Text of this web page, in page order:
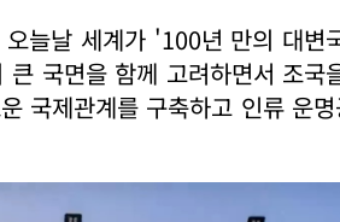
늘날 세계가 '100년 만의 대변
국면을 함께 고려하면서 조국
국제관계를 구축하고 인류 운